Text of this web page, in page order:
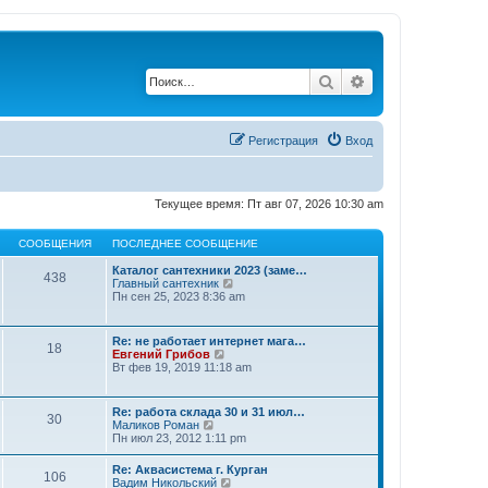
Поиск
Вход
Регистрация
Текущее время: Пт авг 07, 2026 10:30 am
СООБЩЕНИЯ ПОСЛЕДНЕЕ СООБЩЕНИЕ
438
Каталог сантехники 2023 (заме…
Главный сантехник
е
т
к
о
с
е
д
н
е
Пн сен 25, 2023 8:36 am
18
Re: не работает интернет мага…
Евгений Грибов
е
й
т
к
п
о
с
Вт фев 19, 2019 11:18 am
30
Re: работа склада 30 и 31 июл…
Маликов Роман
е
й
Пн июл 23, 2012 1:11 pm
106
Re: Аквасистема г. Курган
Вадим Никольский